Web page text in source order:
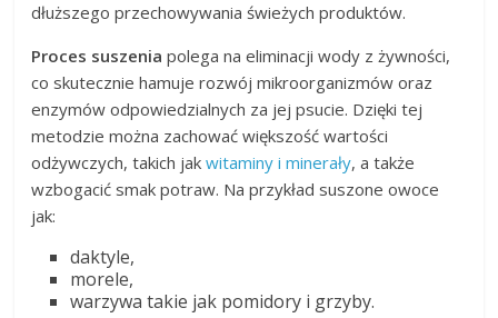
dłuższego przechowywania świeżych produktów.
Proces suszenia polega na eliminacji wody z żywności,
co skutecznie hamuje rozwój mikroorganizmów oraz
enzymów odpowiedzialnych za jej psucie. Dzięki tej
metodzie można zachować większość wartości
odżywczych, takich jakwitaminy i minerały, a także
wzbogacić smak potraw. Na przykład suszone owoce
jak:
daktyle,
morele,
warzywa takie jak pomidory i grzyby.